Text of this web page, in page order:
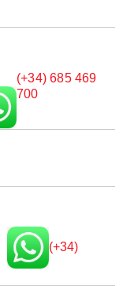
(+34) 685 469
700
(+34)